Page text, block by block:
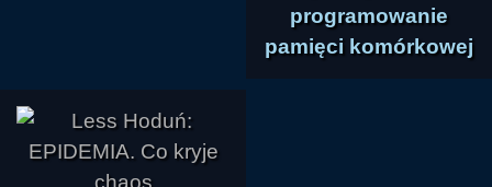
programowanie
pamięci komórkowej